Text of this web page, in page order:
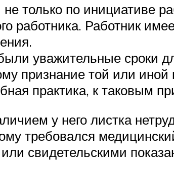
только по инициативе
работника. Работник
уважительные сроки
признание той или
практика, к таковым
у него листка
требовался
свидетельскими